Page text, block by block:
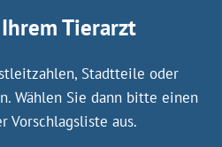
Tierarzt
Stadtteile oder
Wählen Sie dann bitte einen
Vorschlagsliste aus.